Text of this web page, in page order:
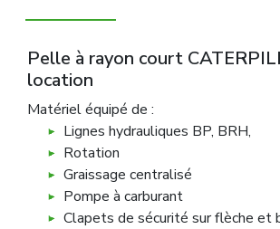
Pelle à rayon court
location
Matériel équipé de :
Lignes hydrauliques BP, BRH,
Rotation
Graissage centralisé
Pompe à carburant
Clapets de sécurité sur flèche et